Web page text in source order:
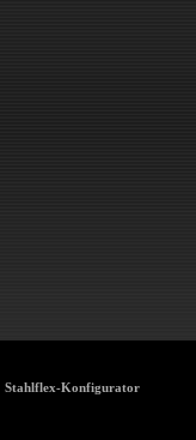
Stahlflex-Konfigurator